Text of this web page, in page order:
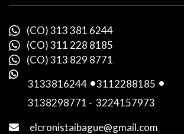
(CO) 313 381 6244
(CO) 311 228 8185
(CO) 313 829 8771
3133816244 -3112288185 -
3138298771 - 3224157973
elcronistaibague@gmail.com